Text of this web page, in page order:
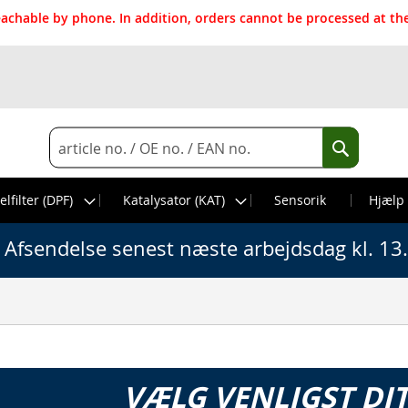
by phone. In addition, orders cannot be processed at
Search
Search
(DPF)
Katalysator (KAT) Sensorik Hjælp
Afsendelse senest næste arbejdsdag kl.
VÆLG VENLIGST